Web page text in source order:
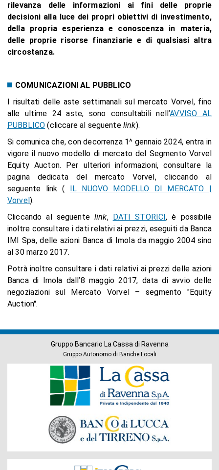
rilevanza delle informazioni ai fini delle proprie
decisioni alla luce dei propri obiettivi di investimento,
della propria esperienza e conoscenza in materia,
delle proprie risorse finanziarie e di qualsiasi altra
circostanza.
COMUNICAZIONI AL PUBBLICO
I risultati delle aste settimanali sul mercato Vorvel, fino
alle ultime 24 aste, sono consultabili nell’AVVISO AL
PUBBLICO (cliccare al seguente link).
Si comunica che, con decorrenza 1^ gennaio 2024, entra in
vigore il nuovo modello di mercato del Segmento Vorvel
Equity Aucton. Per ulteriori informazioni, consultare la
pagina dedicata del mercato Vorvel, cliccando al
seguente link ( IL NUOVO MODELLO DI MERCATO |
Vorvel).
Cliccando al seguente link, DATI STORICI, è possibile
inoltre consultare i dati relativi ai prezzi, eseguiti da Banca
IMI Spa, delle azioni Banca di Imola da maggio 2004 sino
al 30 marzo 2017.
Potrà inoltre consultare i dati relativi ai prezzi delle azioni
Banca di Imola dall’8 maggio 2017, data di avvio delle
negoziazioni sul Mercato Vorvel – segmento "Equity
Auction".
Gruppo Bancario La Cassa di Ravenna
Gruppo Autonomo di Banche Locali
Banche
Gruppo